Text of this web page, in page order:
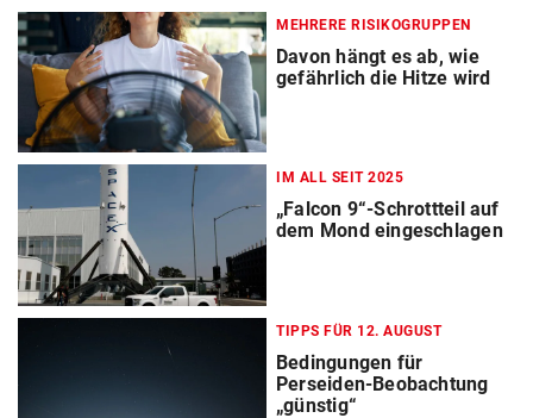
MEHRERE RISIKOGRUPPEN
Davon hängt es ab, wie
gefährlich die Hitze wird
IM ALL SEIT 2025
„Falcon 9“-Schrottteil auf
dem Mond eingeschlagen
TIPPS FÜR 12. AUGUST
Bedingungen für
Perseiden-Beobachtung
„günstig“